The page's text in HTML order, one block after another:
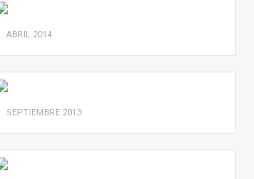
ABRIL 2014
SEPTIEMBRE 2013